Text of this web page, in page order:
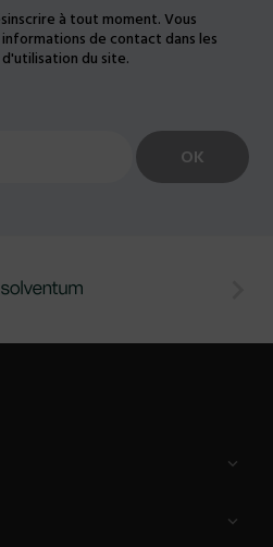
à tout moment. Vous
de contact dans les
du site.

